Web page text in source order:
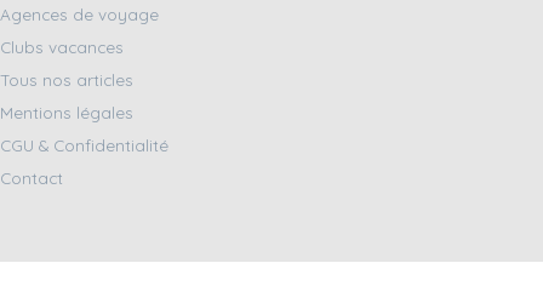
Agences de voyage
Clubs vacances
Tous nos articles
Mentions légales
CGU & Confidentialité
Contact